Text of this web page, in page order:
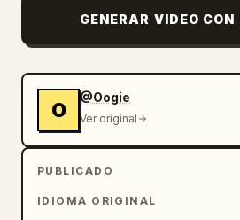
GENERAR VIDEO CON
O
@Oogie
Ver original
PUBLICADO
IDIOMA ORIGINAL